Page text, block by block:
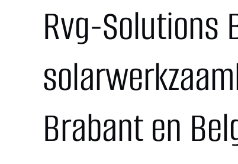
Rvg-Solutions
Brabant en